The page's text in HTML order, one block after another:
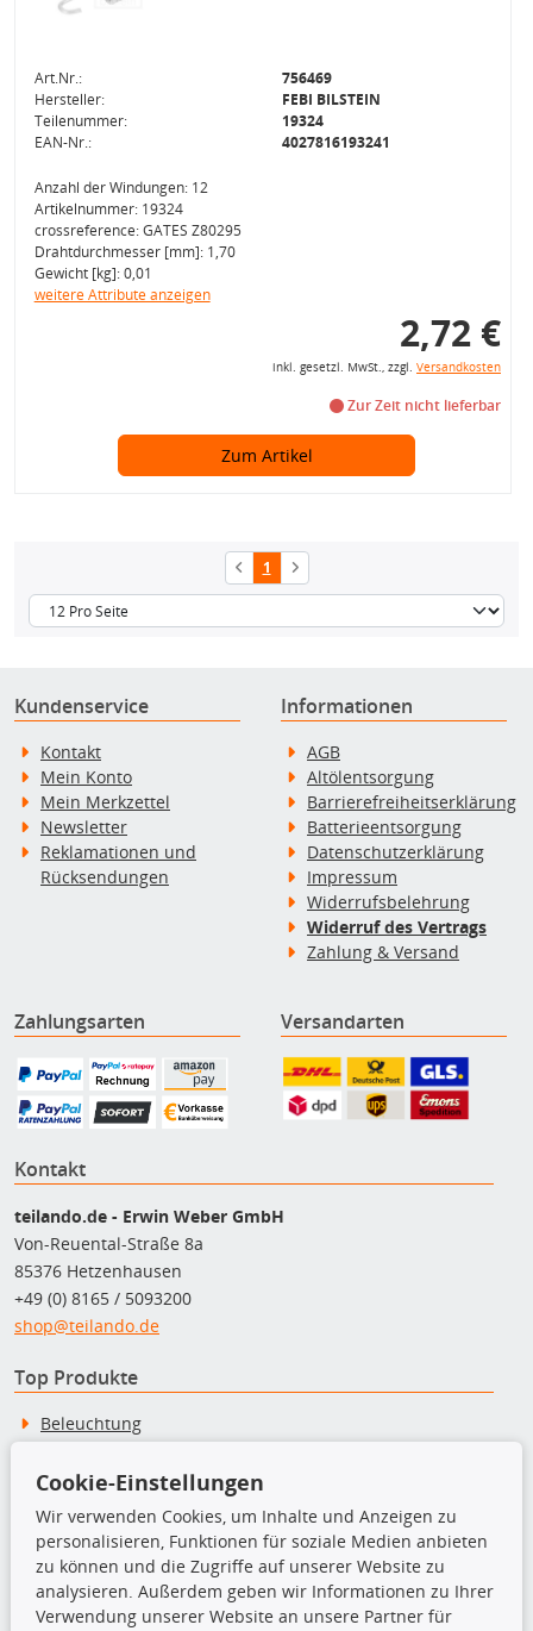
Art.Nr.:
756469
Hersteller:
FEBI BILSTEIN
Teilenummer:
19324
EAN-Nr.:
4027816193241
Anzahl der Windungen: 12
Artikelnummer: 19324
crossreference: GATES Z80295
Drahtdurchmesser [mm]: 1,70
Gewicht [kg]: 0,01
weitere Attribute anzeigen
2,72 €
inkl. gesetzl. MwSt., zzgl. Versandkosten
Zur Zeit nicht lieferbar
Zum Artikel
1
Kundenservice
Kontakt
Mein Konto
Mein Merkzettel
Newsletter
Reklamationen und
Rücksendungen
Informationen
AGB
Altölentsorgung
Barrierefreiheitserklärung
Batterieentsorgung
Datenschutzerklärung
Impressum
Widerrufsbelehrung
Widerruf des Vertrags
Zahlung & Versand
Zahlungsarten Versandarten
Kontakt
teilando.de - Erwin Weber GmbH
Von-Reuental-Straße 8a
85376 Hetzenhausen
+49 (0) 8165 / 5093200
shop@teilando.de
Top Produkte
Beleuchtung
Bremsbeläge
Bremsscheiben
Kupplungssatz
Querlenker
Radlager
Stoßdämpfer
Cookie-Einstellungen
Wir verwenden Cookies, um Inhalte und Anzeigen zu
personalisieren, Funktionen für soziale Medien anbieten
zu können und die Zugriffe auf unserer Website zu
analysieren. Außerdem geben wir Informationen zu Ihrer
Verwendung unserer Website an unsere Partner für